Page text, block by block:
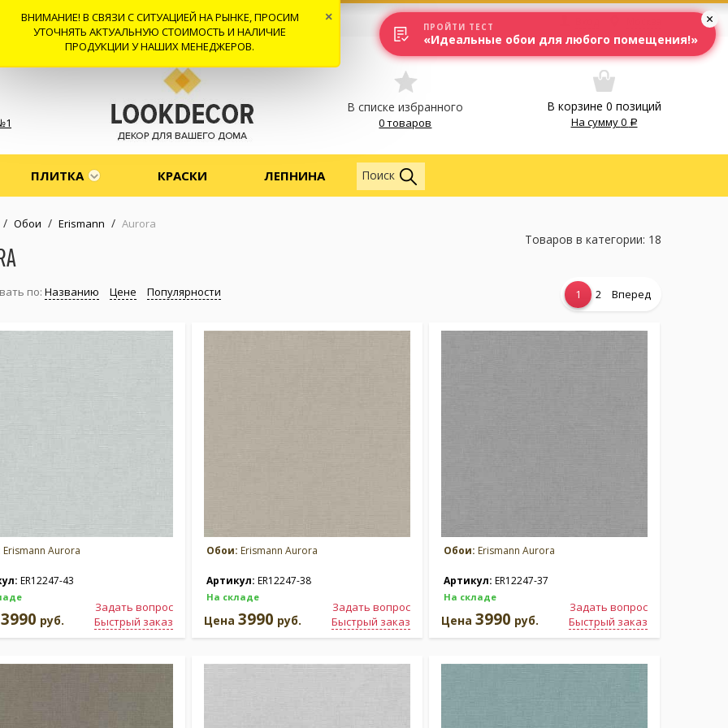
ДОСТАВКА СОТРУДНИЧЕСТВО КОНТАКТЫ ОТЗЫВЫ
В списке избранного
0 товаров
В корзине 0 позиций
На сумму0
ПЛИТКА КРАСКИ ЛЕПНИНА Везде
Поиск
/ Обои / Erismann / Aurora
Товаров в категории: 18
по: Названию Цене Популярности 1 2 Вперед
Erismann Aurora
ER12247-43
Задать вопрос
Быстрый заказ
3990 руб.
Обои: Erismann Aurora
Артикул: ER12247-38
На складе
Задать вопрос
Быстрый заказ
Цена 3990 руб.
Обои: Erismann Aurora
Артикул: ER12247-37
На складе
Задать вопрос
Быстрый заказ
Цена 3990 руб.
ВНИМАНИЕ! В СВЯЗИ С СИТУАЦИЕЙ НА РЫНКЕ, ПРОСИМ
УТОЧНЯТЬ АКТУАЛЬНУЮ СТОИМОСТЬ И НАЛИЧИЕ
ПРОДУКЦИИ У НАШИХ МЕНЕДЖЕРОВ.
×
ПРОЙТИ ТЕСТ
«Идеальные обои для любого помещения!»